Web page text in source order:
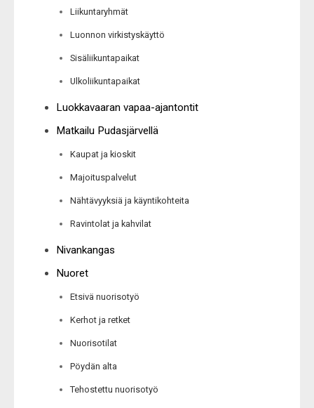
Liikuntaryhmät
Luonnon virkistyskäyttö
Sisäliikuntapaikat
Ulkoliikuntapaikat
Luokkavaaran vapaa-ajantontit
Matkailu Pudasjärvellä
Kaupat ja kioskit
Majoituspalvelut
Nähtävyyksiä ja käyntikohteita
Ravintolat ja kahvilat
Nivankangas
Nuoret
Etsivä nuorisotyö
Kerhot ja retket
Nuorisotilat
Pöydän alta
Tehostettu nuorisotyö